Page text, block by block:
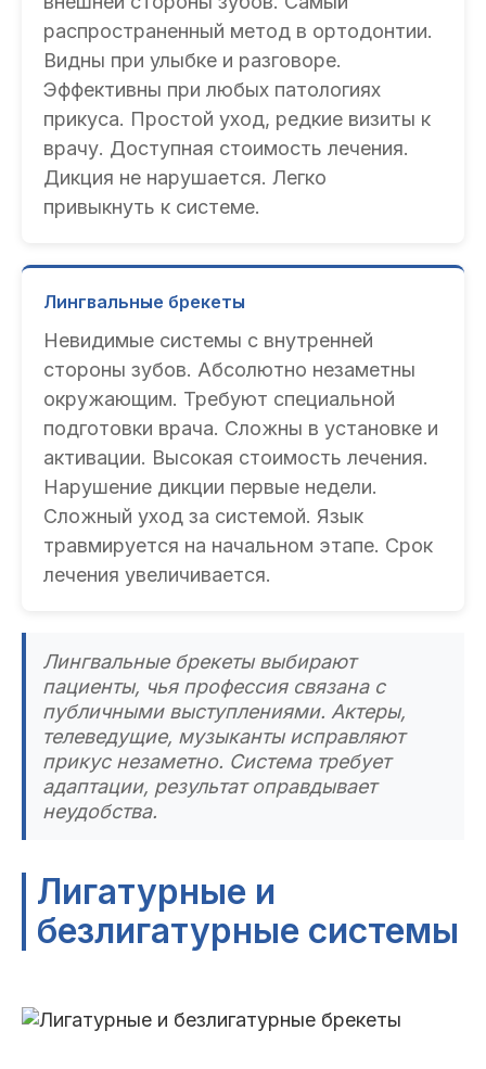
распространенный метод в ортодонтии.
Видны при улыбке и разговоре.
Эффективны при любых патологиях
прикуса. Простой уход, редкие визиты к
врачу. Доступная стоимость лечения.
Дикция не нарушается. Легко
привыкнуть к системе.
Лингвальные брекеты
Невидимые системы с внутренней
стороны зубов. Абсолютно незаметны
окружающим. Требуют специальной
подготовки врача. Сложны в установке и
активации. Высокая стоимость лечения.
Нарушение дикции первые недели.
Сложный уход за системой. Язык
травмируется на начальном этапе. Срок
лечения увеличивается.
Лингвальные брекеты выбирают
пациенты, чья профессия связана с
публичными выступлениями. Актеры,
телеведущие, музыканты исправляют
прикус незаметно. Система требует
адаптации, результат оправдывает
неудобства.
Лигатурные и
безлигатурные системы